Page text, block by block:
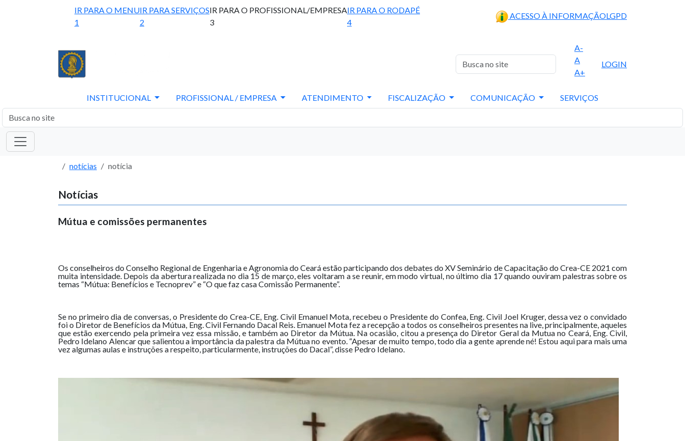
IR PARA O MENU
1
IR PARA SERVIÇOS
2
IR PARA O PROFISSIONAL/EMPRESA
3
IR PARA O RODAPÉ
4
ACESSO À INFORMAÇÃOLGPD
A-
A
A+
LOGIN
INSTITUCIONAL PROFISSIONAL / EMPRESA ATENDIMENTO FISCALIZAÇÃO COMUNICAÇÃO SERVIÇOS
notícias notícia
Notícias
Mútua e comissões permanentes
Os conselheiros do Conselho Regional de Engenharia e Agronomia do Ceará estão participando dos debates do XV Seminário de Capacitação do Crea-CE 2021 com
muita intensidade. Depois da abertura realizada no dia 15 de março, eles voltaram a se reunir, em modo virtual, no último dia 17 quando ouviram palestras sobre os
temas “Mútua: Benefícios e Tecnoprev” e “O que faz casa Comissão Permanente”.
Se no primeiro dia de conversas, o Presidente do Crea-CE, Eng. Civil Emanuel Mota, recebeu o Presidente do Confea, Eng. Civil Joel Kruger, dessa vez o convidado
foi o Diretor de Benefícios da Mútua, Eng. Civil Fernando Dacal Reis. Emanuel Mota fez a recepção a todos os conselheiros presentes na live, principalmente, aqueles
que estão exercendo pela primeira vez essa missão, e também ao Diretor da Mútua. Na ocasião, citou a presença do Diretor Geral da Mutua no Ceará, Eng. Civil,
Pedro Idelano Alencar que salientou a importância da palestra da Mútua no evento. “Apesar de muito tempo, todo dia a gente aprende né! Estou aqui para mais uma
vez algumas aulas e instruções a respeito, particularmente, instruções do Dacal”, disse Pedro Idelano.